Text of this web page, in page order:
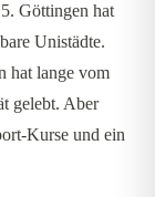
Göttingen hat
Unistädte.
hat lange vom
gelebt. Aber
Kurse und ein